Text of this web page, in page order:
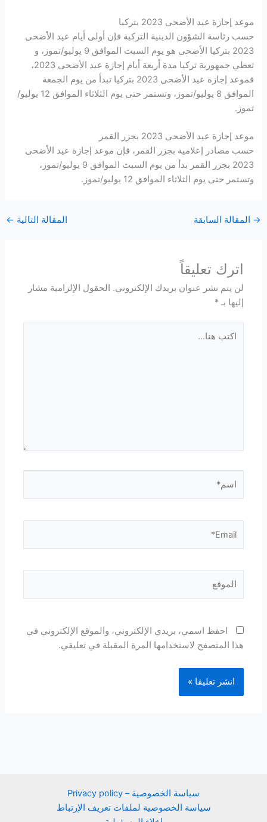
موعد إجازة عيد الأضحى 2023 بتركيا
حسب رئاسة الشؤون الدينية التركية فإن أولى أيام عيد الأضحى
2023 بتركيا الأضحى هو يوم السبت الموافق 9 يوليو/تموز، و
تعطي جمهورية تركيا مدة أربعة أيام إجازة عيد الأضحى 2023،
فموعد إجازة عيد الأضحى 2023 بتركيا تبدأ من يوم الجمعة
الموافق 8 يوليو/تموز، وتستمر حتى يوم الثلاثاء الموافق 12 يوليو/
تموز.
موعد إجازة عيد الأضحى 2023 بجزر القمر
حسب مصادر إعلامية بجزر القمر، فإن موعد إجازة عيد الأضحى
2023 بجزر القمر بدأ من يوم السبت الموافق 9 يوليو/تموز،
وتستمر حتى يوم الثلاثاء الموافق 12 يوليو/تموز.
→ المقالة السابقة المقالة التالية ←
اترك تعليقاً
لن يتم نشر عنوان بريدك الإلكتروني. الحقول الإلزامية مشار
إليها بـ*
احفظ اسمي، بريدي الإلكتروني، والموقع الإلكتروني في
هذا المتصفح لاستخدامها المرة المقبلة في تعليقي.
سياسة الخصوصية – Privacy policy
سياسة الخصوصية لملفات تعريف الإرتباط